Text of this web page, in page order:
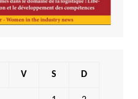
V S D